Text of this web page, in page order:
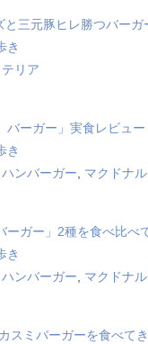
と三元豚ヒレ勝つバー
き
リア
バーガー」実食レビュー
き
ハンバーガー, マクドナ
ーガー」2種を食べ比べ
き
ハンバーガー, マクドナ
スミバーガーを食べて